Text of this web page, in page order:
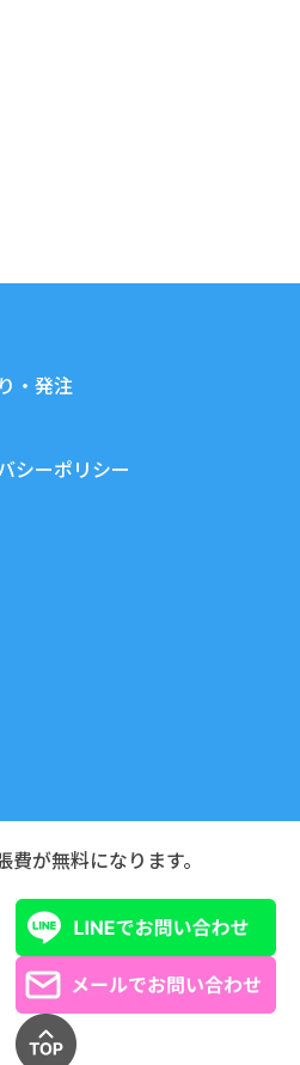
・発注
シーポリシー
が無料になります。